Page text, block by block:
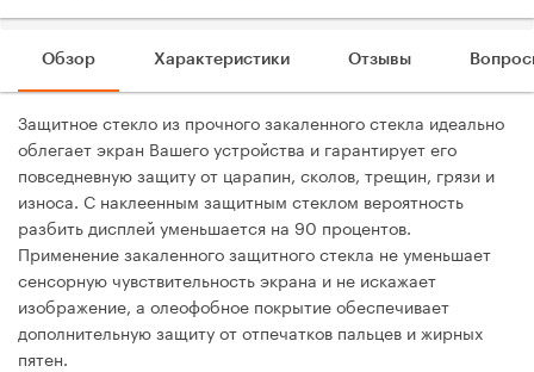
Обзор Характеристики Отзывы
Защитное стекло из прочного закаленного стекла идеально
облегает экран Вашего устройства и гарантирует его
повседневную защиту от царапин, сколов, трещин, грязи и
износа. С наклеенным защитным стеклом вероятность
разбить дисплей уменьшается на 90 процентов.
Применение закаленного защитного стекла не уменьшает
сенсорную чувствительность экрана и не искажает
изображение, а олеофобное покрытие обеспечивает
дополнительную защиту от отпечатков пальцев и жирных
пятен.